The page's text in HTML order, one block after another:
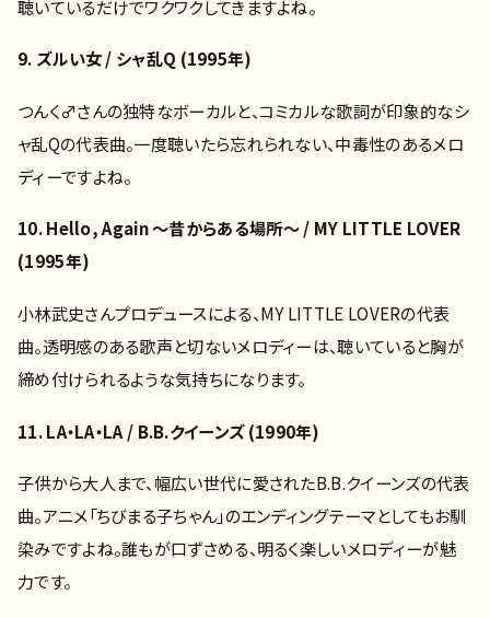
聴いているだけでワクワクしてきますよね。
9. ズルい女 / シャ乱Q (1995年)
つんく♂さんの独特なボーカルと、コミカルな歌詞が印象的なシ
ャ乱Qの代表曲。一度聴いたら忘れられない、中毒性のあるメロ
ディーですよね。
10. Hello, Again ～昔からある場所～ / MY LITTLE LOVER
(1995年)
小林武史さんプロデュースによる、MY LITTLE LOVERの代表
曲。透明感のある歌声と切ないメロディーは、聴いていると胸が
締め付けられるような気持ちになります。
11. LA・LA・LA / B.B.クイーンズ (1990年)
子供から大人まで、幅広い世代に愛されたB.B.クイーンズの代表
曲。アニメ「ちびまる子ちゃん」のエンディングテーマとしてもお馴
染みですよね。誰もが口ずさめる、明るく楽しいメロディーが魅
力です。